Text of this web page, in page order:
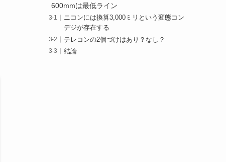
600mmは最低ライン
ニコンには換算3,000ミリという変態コン
デジが存在する
テレコンの2個づけはあり？なし？
結論